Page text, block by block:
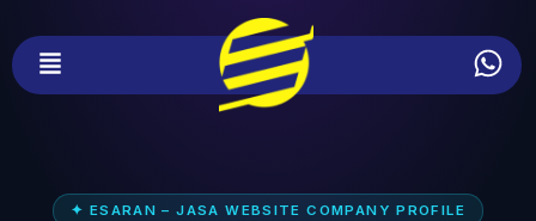
✦ ESARAN – JASA WEBSITE COMPANY PROFILE